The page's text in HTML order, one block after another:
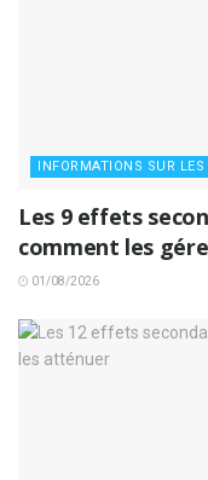
INFORMATIONS SUR
Les 9 effets
comment les
01/08/2026